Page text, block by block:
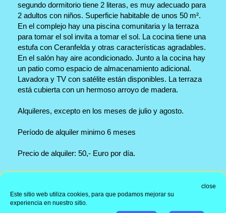
segundo dormitorio tiene 2 literas, es muy adecuado para
2 adultos con niños. Superficie habitable de unos 50 m².
En el complejo hay una piscina comunitaria y la terraza
para tomar el sol invita a tomar el sol. La cocina tiene una
estufa con Ceranfelda y otras características agradables.
En el salón hay aire acondicionado. Junto a la cocina hay
un patio como espacio de almacenamiento adicional.
Lavadora y TV con satélite están disponibles. La terraza
está cubierta con un hermoso arroyo de madera.
Alquileres, excepto en los meses de julio y agosto.
Período de alquiler minimo 6 meses
Precio de alquiler: 50,- Euro por día.
Información
close
Este sitio web utiliza cookies, para que podamos mejorar su
experiencia en nuestro sitio.